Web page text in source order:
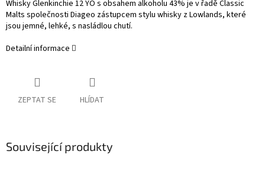
Whisky Glenkinchie 12 YO s obsahem alkoholu 43% je v řadě Classic
Malts společnosti Diageo zástupcem stylu whisky z Lowlands, které
jsou jemné, lehké, s nasládlou chutí.
Detailní informace
ZEPTAT SE HLÍDAT
Související produkty